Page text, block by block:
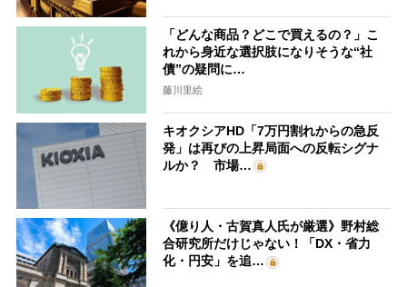
「どんな商品？どこで買えるの？」こ
れから身近な選択肢になりそうな“社
債”の疑問に…
藤川里絵
キオクシアHD「7万円割れからの急反
発」は再びの上昇局面への反転シグナ
ルか？ 市場…
《億り人・古賀真人氏が厳選》野村総
合研究所だけじゃない！「DX・省力
化・円安」を追…